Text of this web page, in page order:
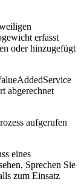
erfasst
oder hinzugefügt
abgerechnet
aufgerufen
eines
Sprechen Sie
zum Einsatz